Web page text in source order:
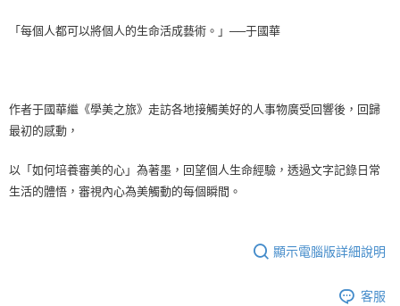
「每個人都可以將個人的生命活成藝術。」──于國華
作者于國華繼《學美之旅》走訪各地接觸美好的人事物廣受回響後，回歸
最初的感動，
以「如何培養審美的心」為著墨，回望個人生命經驗，透過文字記錄日常
生活的體悟，審視內心為美觸動的每個瞬間。
顯示電腦版詳細說明
客服